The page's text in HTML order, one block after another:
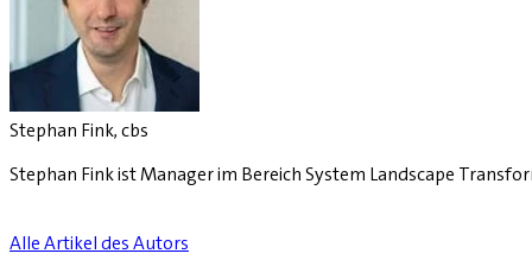
Stephan Fink, cbs
Stephan Fink ist Manager im Bereich System Landscape
Alle Artikel des Autors